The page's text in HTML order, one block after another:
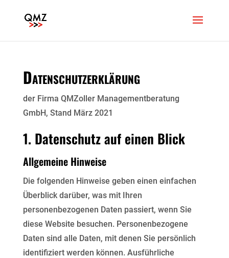
Datenschutzerklärung
der Firma QMZoller Managementberatung
GmbH, Stand März 2021
1. Datenschutz auf einen Blick
Allgemeine Hinweise
Die folgenden Hinweise geben einen einfachen
Überblick darüber, was mit Ihren
personenbezogenen Daten passiert, wenn Sie
diese Website besuchen. Personenbezogene
Daten sind alle Daten, mit denen Sie persönlich
identifiziert werden können. Ausführliche